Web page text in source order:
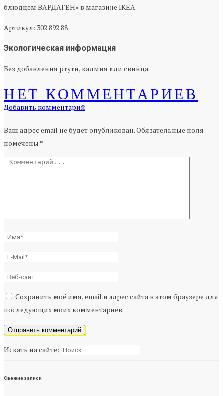
блюдцем ВАРДАГЕН» в магазине IKEA.
Артикул: 302.892.88
Экологическая информация
Без добавления ртути, кадмия или свинца.
НЕТ КОММЕНТАРИЕВ
Добавить комментарий
Ваш адрес email не будет опубликован.Обязательные поля
помечены *
Сохранить моё имя, email и адрес сайта в этом браузере для
последующих моих комментариев.
Искать на сайте:
Свежие записи